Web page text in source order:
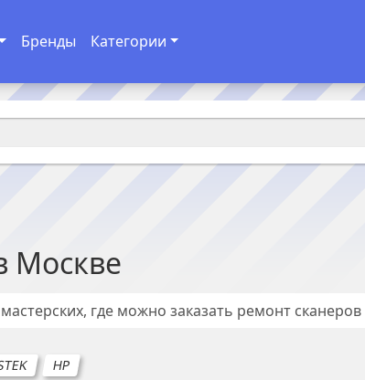
Бренды Категории
Москве
где можно заказать ремонт сканеров
HP